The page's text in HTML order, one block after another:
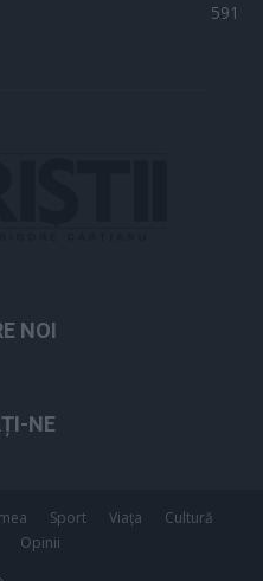
591
NOI
NE
Sport Viața
Cultură
Opinii